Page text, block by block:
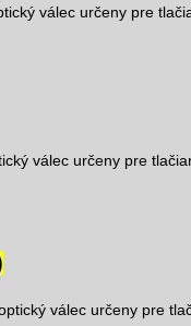
válec určeny pre
válec určeny pre
válec určeny pre